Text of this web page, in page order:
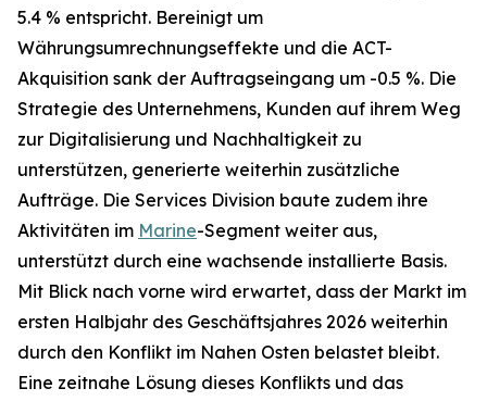
5.4 % entspricht. Bereinigt um
Währungsumrechnungseffekte und die ACT-
Akquisition sank der Auftragseingang um -0.5 %. Die
Strategie des Unternehmens, Kunden auf ihrem Weg
zur Digitalisierung und Nachhaltigkeit zu
unterstützen, generierte weiterhin zusätzliche
Aufträge. Die Services Division baute zudem ihre
Aktivitäten im Marine-Segment weiter aus,
unterstützt durch eine wachsende installierte Basis.
Mit Blick nach vorne wird erwartet, dass der Markt im
ersten Halbjahr des Geschäftsjahres 2026 weiterhin
durch den Konflikt im Nahen Osten belastet bleibt.
Eine zeitnahe Lösung dieses Konflikts und das